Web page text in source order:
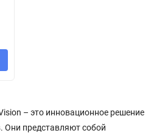
– это инновационное решение
Они представляют собой